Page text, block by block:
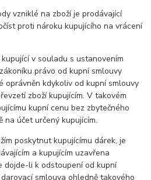
vzniklé na zboží je prodávající
proti nároku kupujícího na vrácení
v souladu s ustanovením
právo od kupní smlouvy
oprávněn kdykoliv od kupní smlouvy
zboží kupujícím. V takovém
kupní cenu bez zbytečného
účet určený kupujícím.
poskytnut kupujícímu dárek, je
a kupujícím uzavřena
dojde-li k odstoupení od kupní
smlouva ohledně takového